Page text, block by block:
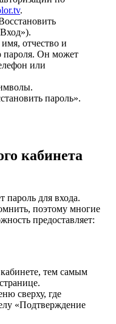
.
отчество и
пароля. Он может
или
пароль».
кабинета
пароль для входа.
поэтому многие
предоставляет:
тем самым
сверху, где
«Подтверждение